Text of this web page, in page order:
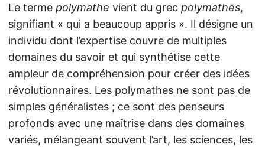
Le terme polymathe vient du grec polymathēs,
signifiant « qui a beaucoup appris ». Il désigne un
individu dont l’expertise couvre de multiples
domaines du savoir et qui synthétise cette
ampleur de compréhension pour créer des idées
révolutionnaires. Les polymathes ne sont pas de
simples généralistes ; ce sont des penseurs
profonds avec une maîtrise dans des domaines
variés, mélangeant souvent l’art, les sciences, les